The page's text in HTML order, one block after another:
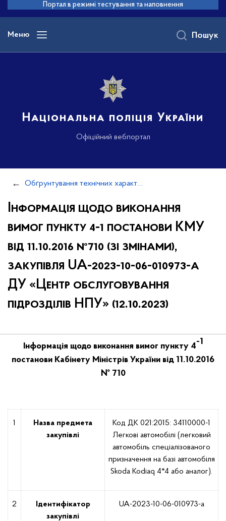
основного
вмісту
Портал в режимі тестування та наповнення
Меню
Національна поліція України
Офіційний вебпортал
Пошук
Обґрунтування технічних характеристик та очікуваної вартості закупівель
Інформація щодо виконання
вимог пункту 4-1 постанови КМУ
від 11.10.2016 №710 (зі змінами),
закупівля UA-2023-10-06-010973-a
ДУ «Центр обслуговування
підрозділів НПУ» (12.10.2023)
Інформація щодо виконання вимог пункту 4-1
постанови Кабінету Міністрів України від 11.10.2016
№ 710
1
Назва предмета
закупівлі
Код ДК 021:2015: 34110000-1
Легкові автомобілі (легковий
автомобіль спеціалізованого
призначення на базі автомобіля
Skoda Kodiaq 4*4 або аналог).
2
Ідентифікатор
закупівлі
UA-2023-10-06-010973-a